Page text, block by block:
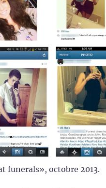
funerals», octobre 2013.